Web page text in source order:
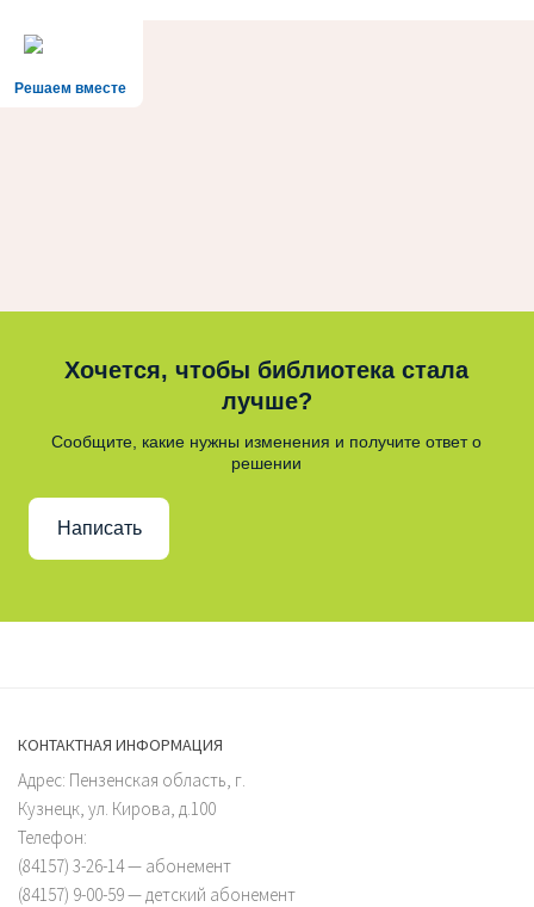
Решаем вместе
Хочется, чтобы библиотека стала
лучше?
Сообщите, какие нужны изменения и получите ответ о
решении
Написать
КОНТАКТНАЯ ИНФОРМАЦИЯ
Адрес: Пензенская область, г.
Кузнецк, ул. Кирова, д.100
Телефон:
(84157) 3-26-14 — абонемент
(84157) 9-00-59 — детский абонемент